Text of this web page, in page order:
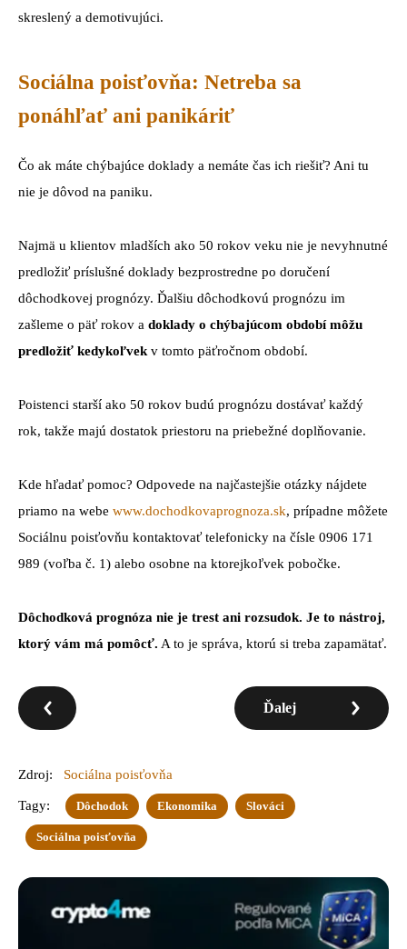
skreslený a demotivujúci.
Sociálna poisťovňa: Netreba sa
ponáhľať ani panikáriť
Čo ak máte chýbajúce doklady a nemáte čas ich riešiť? Ani tu
nie je dôvod na paniku.
Najmä u klientov mladších ako 50 rokov veku nie je nevyhnutné
predložiť príslušné doklady bezprostredne po doručení
dôchodkovej prognózy. Ďalšiu dôchodkovú prognózu im
zašleme o päť rokov a doklady o chýbajúcom období môžu
predložiť kedykoľvek v tomto päťročnom období.
Poistenci starší ako 50 rokov budú prognózu dostávať každý
rok, takže majú dostatok priestoru na priebežné doplňovanie.
Kde hľadať pomoc? Odpovede na najčastejšie otázky nájdete
priamo na webe www.dochodkovaprognoza.sk, prípadne môžete
Sociálnu poisťovňu kontaktovať telefonicky na čísle 0906 171
989 (voľba č. 1) alebo osobne na ktorejkoľvek pobočke.
Dôchodková prognóza nie je trest ani rozsudok. Je to nástroj,
ktorý vám má pomôcť. A to je správa, ktorú si treba zapamätať.
Ďalej
Zdroj: Sociálna poisťovňa
Tagy: Dôchodok Ekonomika Slováci
Sociálna poisťovňa